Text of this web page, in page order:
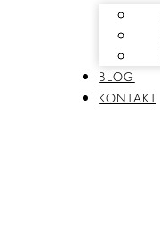
BLOG
KONTAKT